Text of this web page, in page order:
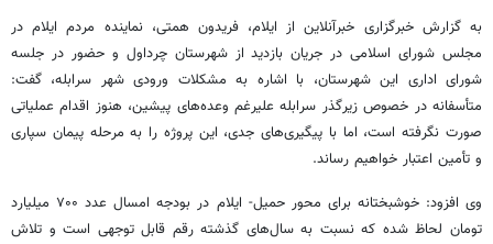
به گزارش خبرگزاری خبرآنلاین از ایلام، فریدون همتی، نماینده مردم ایلام در
مجلس شورای اسلامی در جریان بازدید از شهرستان چرداول و حضور در جلسه
شورای اداری این شهرستان، با اشاره به مشکلات ورودی شهر سرابله، گفت:
متأسفانه در خصوص زیرگذر سرابله علیرغم وعده‌های پیشین، هنوز اقدام عملیاتی
صورت نگرفته است، اما با پیگیری‌های جدی، این پروژه را به مرحله پیمان سپاری
و تأمین اعتبار خواهیم رساند.
وی افزود: خوشبختانه برای محور حمیل- ایلام در بودجه امسال عدد ۷۰۰ میلیارد
تومان لحاظ شده که نسبت به سال‌های گذشته رقم قابل توجهی است و تلاش